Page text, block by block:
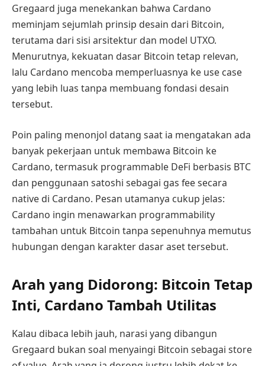
Gregaard juga menekankan bahwa Cardano
meminjam sejumlah prinsip desain dari Bitcoin,
terutama dari sisi arsitektur dan model UTXO.
Menurutnya, kekuatan dasar Bitcoin tetap relevan,
lalu Cardano mencoba memperluasnya ke use case
yang lebih luas tanpa membuang fondasi desain
tersebut.
Poin paling menonjol datang saat ia mengatakan ada
banyak pekerjaan untuk membawa Bitcoin ke
Cardano, termasuk programmable DeFi berbasis BTC
dan penggunaan satoshi sebagai gas fee secara
native di Cardano. Pesan utamanya cukup jelas:
Cardano ingin menawarkan programmability
tambahan untuk Bitcoin tanpa sepenuhnya memutus
hubungan dengan karakter dasar aset tersebut.
Arah yang Didorong: Bitcoin Tetap
Inti, Cardano Tambah Utilitas
Kalau dibaca lebih jauh, narasi yang dibangun
Gregaard bukan soal menyaingi Bitcoin sebagai store